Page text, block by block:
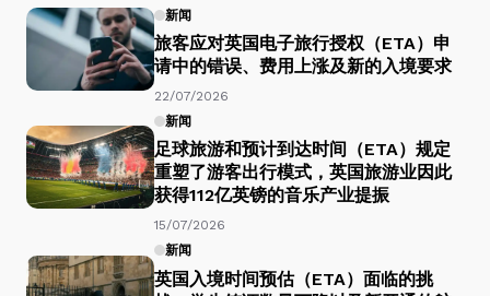
新闻
旅客应对英国电子旅行授权（ETA）申
请中的错误、费用上涨及新的入境要求
22/07/2026
新闻
足球旅游和预计到达时间（ETA）规定
重塑了游客出行模式，英国旅游业因此
获得112亿英镑的音乐产业提振
15/07/2026
新闻
英国入境时间预估（ETA）面临的挑